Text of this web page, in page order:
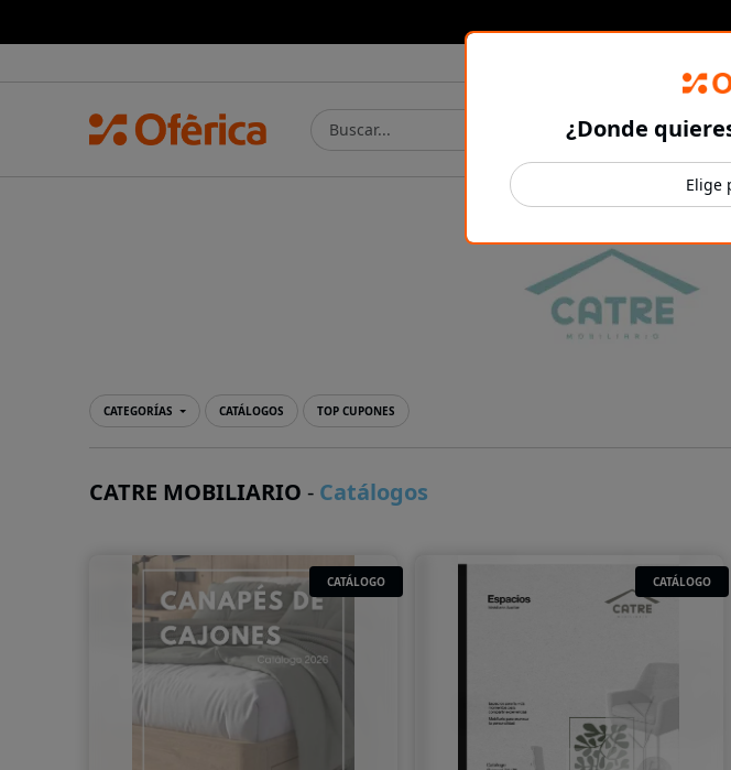
Prensa Ibérica
CATEGORÍAS CATÁLOGOS TOP CUPONES
CATRE MOBILIARIO - Catálogos
CATÁLOGO CATÁLOGO
¿Donde